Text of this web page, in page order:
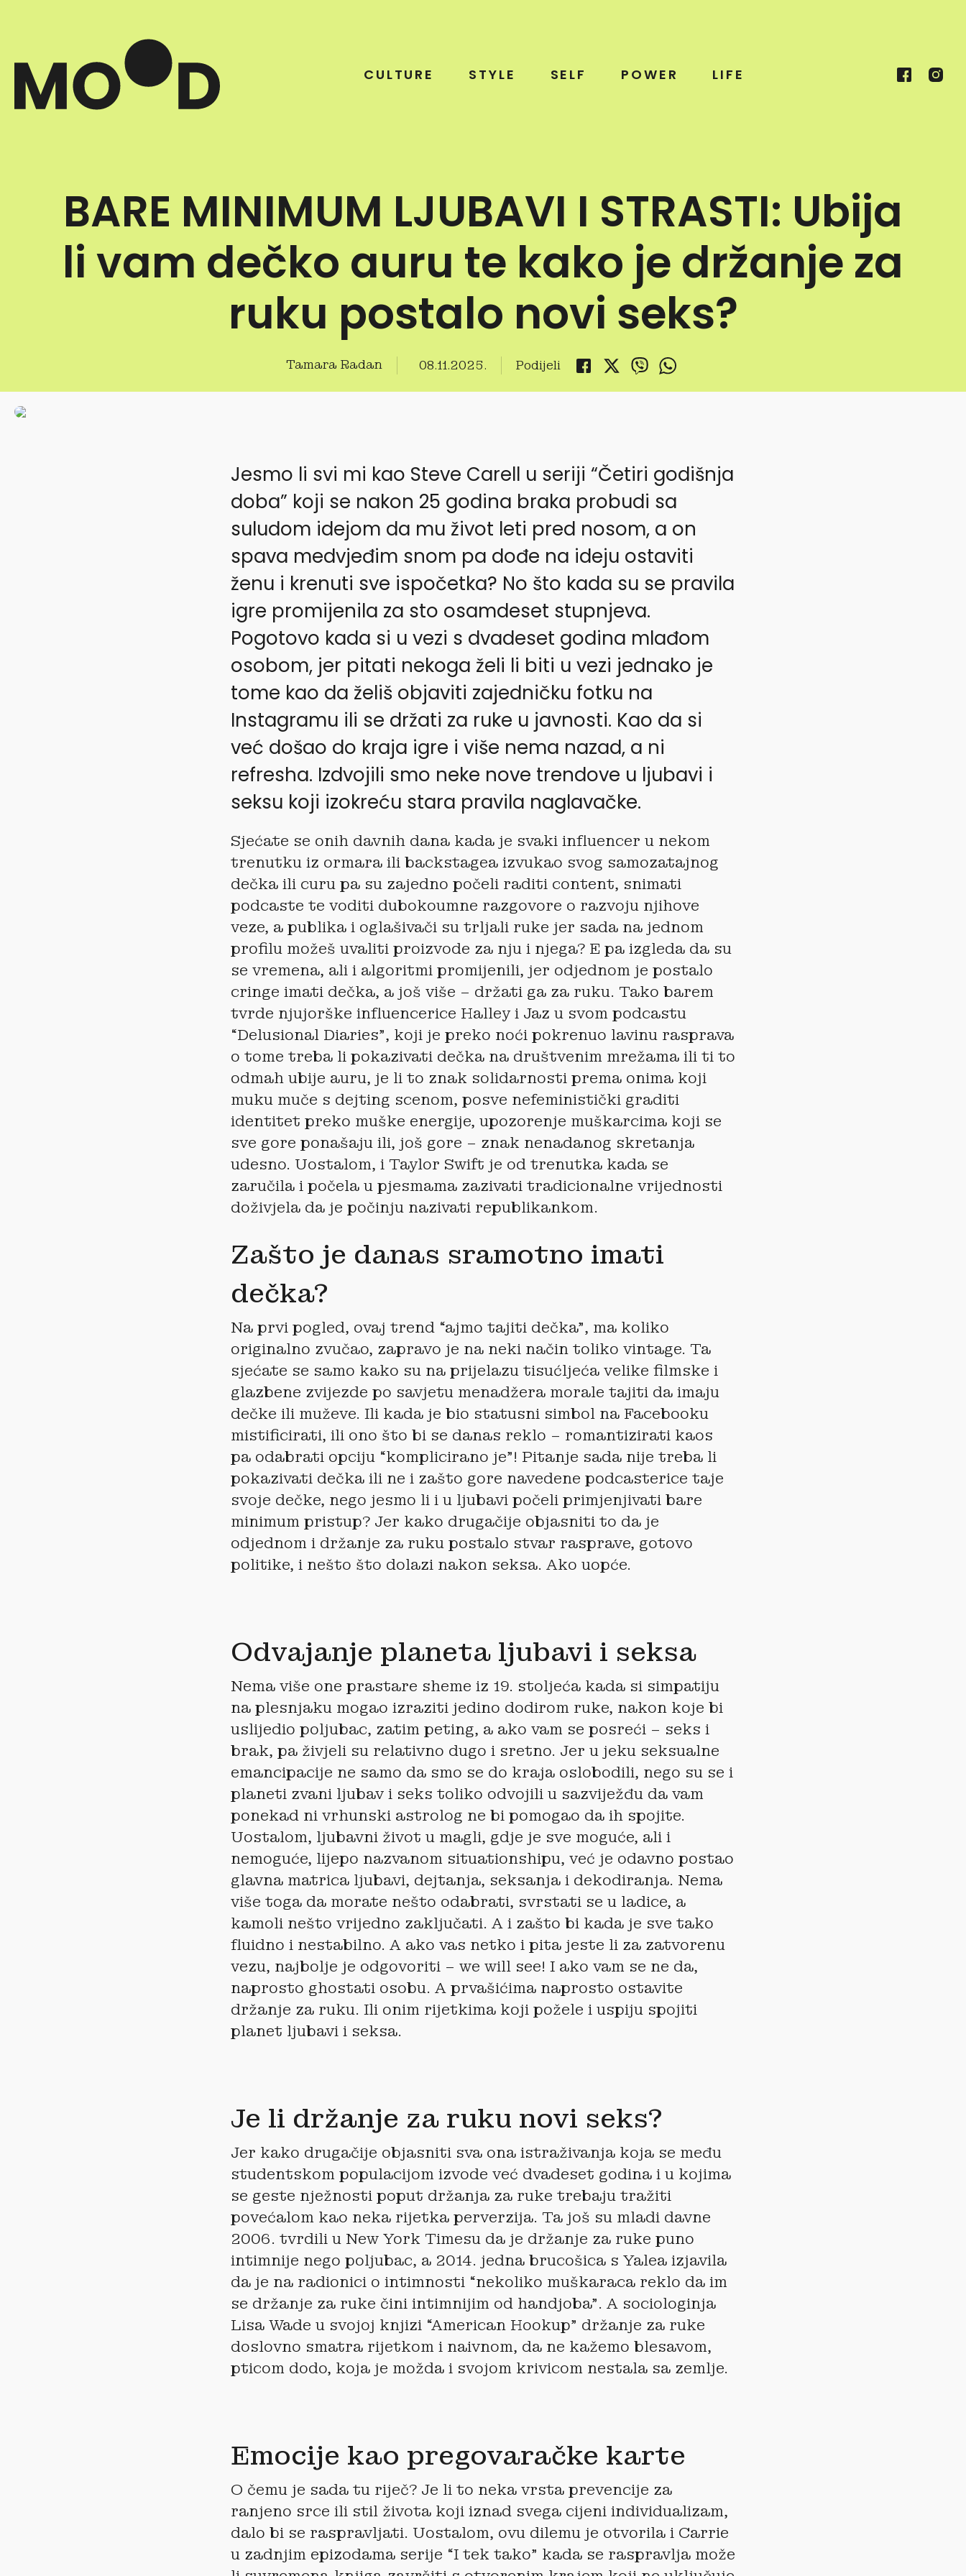
CULTURE STYLE SELF POWER LIFE
BARE MINIMUM LJUBAVI I STRASTI: Ubija
li vam dečko auru te kako je držanje za
ruku postalo novi seks?
Tamara Radan 08.11.2025. Podijeli
Jesmo li svi mi kao Steve Carell u seriji “Četiri godišnja
doba” koji se nakon 25 godina braka probudi sa
suludom idejom da mu život leti pred nosom, a on
spava medvjeđim snom pa dođe na ideju ostaviti
ženu i krenuti sve ispočetka? No što kada su se pravila
igre promijenila za sto osamdeset stupnjeva.
Pogotovo kada si u vezi s dvadeset godina mlađom
osobom, jer pitati nekoga želi li biti u vezi jednako je
tome kao da želiš objaviti zajedničku fotku na
Instagramu ili se držati za ruke u javnosti. Kao da si
već došao do kraja igre i više nema nazad, a ni
refresha. Izdvojili smo neke nove trendove u ljubavi i
seksu koji izokreću stara pravila naglavačke.
Sjećate se onih davnih dana kada je svaki influencer u nekom
trenutku iz ormara ili backstagea izvukao svog samozatajnog
dečka ili curu pa su zajedno počeli raditi content, snimati
podcaste te voditi dubokoumne razgovore o razvoju njihove
veze, a publika i oglašivači su trljali ruke jer sada na jednom
profilu možeš uvaliti proizvode za nju i njega? E pa izgleda da su
se vremena, ali i algoritmi promijenili, jer odjednom je postalo
cringe imati dečka, a još više – držati ga za ruku. Tako barem
tvrde njujorške influencerice Halley i Jaz u svom podcastu
“Delusional Diaries”, koji je preko noći pokrenuo lavinu rasprava
o tome treba li pokazivati dečka na društvenim mrežama ili ti to
odmah ubije auru, je li to znak solidarnosti prema onima koji
muku muče s dejting scenom, posve nefeministički graditi
identitet preko muške energije, upozorenje muškarcima koji se
sve gore ponašaju ili, još gore – znak nenadanog skretanja
udesno. Uostalom, i Taylor Swift je od trenutka kada se
zaručila i počela u pjesmama zazivati tradicionalne vrijednosti
doživjela da je počinju nazivati republikankom.
Zašto je danas sramotno imati
dečka?
Na prvi pogled, ovaj trend “ajmo tajiti dečka”, ma koliko
originalno zvučao, zapravo je na neki način toliko vintage. Ta
sjećate se samo kako su na prijelazu tisućljeća velike filmske i
glazbene zvijezde po savjetu menadžera morale tajiti da imaju
dečke ili muževe. Ili kada je bio statusni simbol na Facebooku
mistificirati, ili ono što bi se danas reklo – romantizirati kaos
pa odabrati opciju “komplicirano je”! Pitanje sada nije treba li
pokazivati dečka ili ne i zašto gore navedene podcasterice taje
svoje dečke, nego jesmo li i u ljubavi počeli primjenjivati bare
minimum pristup? Jer kako drugačije objasniti to da je
odjednom i držanje za ruku postalo stvar rasprave, gotovo
politike, i nešto što dolazi nakon seksa. Ako uopće.
Odvajanje planeta ljubavi i seksa
Nema više one prastare sheme iz 19. stoljeća kada si simpatiju
na plesnjaku mogao izraziti jedino dodirom ruke, nakon koje bi
uslijedio poljubac, zatim peting, a ako vam se posreći – seks i
brak, pa živjeli su relativno dugo i sretno. Jer u jeku seksualne
emancipacije ne samo da smo se do kraja oslobodili, nego su se i
planeti zvani ljubav i seks toliko odvojili u sazviježđu da vam
ponekad ni vrhunski astrolog ne bi pomogao da ih spojite.
Uostalom, ljubavni život u magli, gdje je sve moguće, ali i
nemoguće, lijepo nazvanom situationshipu, već je odavno postao
glavna matrica ljubavi, dejtanja, seksanja i dekodiranja. Nema
više toga da morate nešto odabrati, svrstati se u ladice, a
kamoli nešto vrijedno zaključati. A i zašto bi kada je sve tako
fluidno i nestabilno. A ako vas netko i pita jeste li za zatvorenu
vezu, najbolje je odgovoriti – we will see! I ako vam se ne da,
naprosto ghostati osobu. A prvašićima naprosto ostavite
držanje za ruku. Ili onim rijetkima koji požele i uspiju spojiti
planet ljubavi i seksa.
Je li držanje za ruku novi seks?
Jer kako drugačije objasniti sva ona istraživanja koja se među
studentskom populacijom izvode već dvadeset godina i u kojima
se geste nježnosti poput držanja za ruke trebaju tražiti
povećalom kao neka rijetka perverzija. Ta još su mladi davne
2006. tvrdili u New York Timesu da je držanje za ruke puno
intimnije nego poljubac, a 2014. jedna brucošica s Yalea izjavila
da je na radionici o intimnosti “nekoliko muškaraca reklo da im
se držanje za ruke čini intimnijim od handjoba”. A sociologinja
Lisa Wade u svojoj knjizi “American Hookup” držanje za ruke
doslovno smatra rijetkom i naivnom, da ne kažemo blesavom,
pticom dodo, koja je možda i svojom krivicom nestala sa zemlje.
Emocije kao pregovaračke karte
O čemu je sada tu riječ? Je li to neka vrsta prevencije za
ranjeno srce ili stil života koji iznad svega cijeni individualizam,
dalo bi se raspravljati. Uostalom, ovu dilemu je otvorila i Carrie
u zadnjim epizodama serije “I tek tako” kada se raspravlja može